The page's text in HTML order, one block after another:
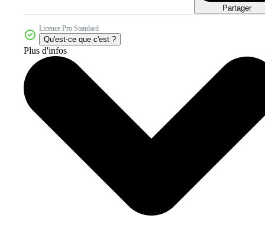
Partager
Licence Pro Standard
Qu'est-ce que c'est ?
Plus d'infos